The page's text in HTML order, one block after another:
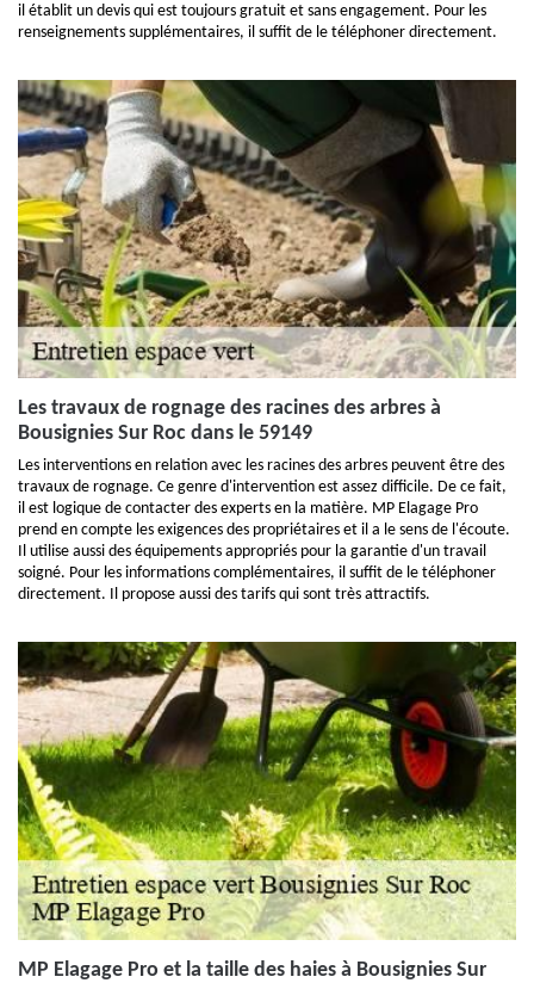
il établit un devis qui est toujours gratuit et sans engagement. Pour les
renseignements supplémentaires, il suffit de le téléphoner directement.
Les travaux de rognage des racines des arbres à
Bousignies Sur Roc dans le 59149
Les interventions en relation avec les racines des arbres peuvent être des
travaux de rognage. Ce genre d'intervention est assez difficile. De ce fait,
il est logique de contacter des experts en la matière. MP Elagage Pro
prend en compte les exigences des propriétaires et il a le sens de l'écoute.
Il utilise aussi des équipements appropriés pour la garantie d'un travail
soigné. Pour les informations complémentaires, il suffit de le téléphoner
directement. Il propose aussi des tarifs qui sont très attractifs.
MP Elagage Pro et la taille des haies à Bousignies Sur